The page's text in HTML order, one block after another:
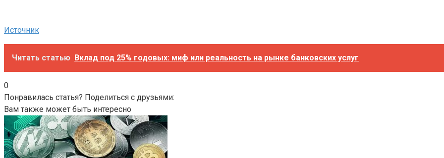
Источник
Читать статью Вклад под 25% годовых: миф или реальность на рынке банковских услуг
0
Понравилась статья? Поделиться с друзьями:
Вам также может быть интересно